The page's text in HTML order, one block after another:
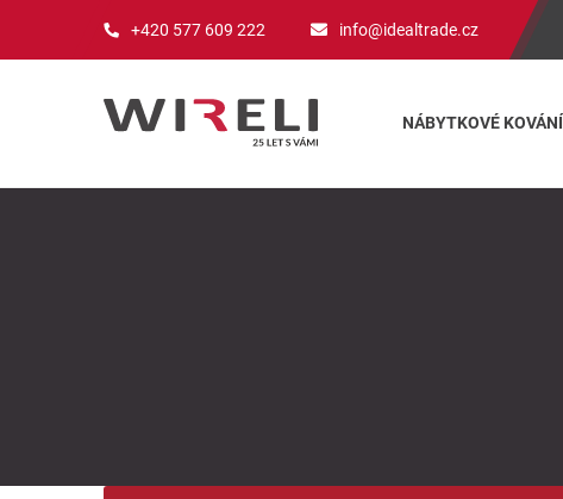
+420 577 609 222 info@idealtrade.cz
NÁBYTKOVÉ KOVÁNÍ